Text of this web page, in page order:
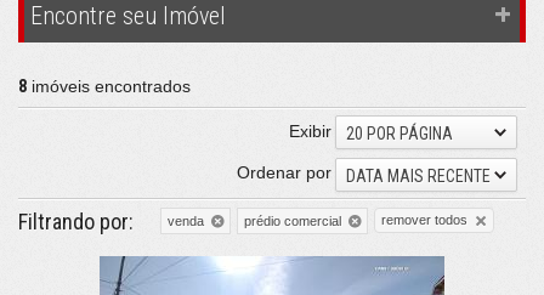
Encontre seu Imóvel
8 imóveis encontrados
Exibir
20 POR PÁGINA
Ordenar por
DATA MAIS RECENTE
Filtrando por: venda prédio comercial remover todos